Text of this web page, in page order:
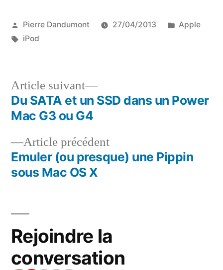
Publié
par
Pierre Dandumont 27/04/2013
Publié
Apple
Étiquettes :
iPod
Navigation
l’article
Article précédentArticle
précédent :
Emuler (ou presque) une Pippin
sous Mac OS X
Article suivant
Article
suivant :
Du SATA et un SSD dans un Power
Mac G3 ou G4
Rejoindre la
conversation